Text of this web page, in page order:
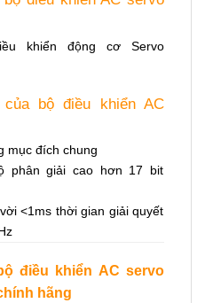
bộ điều khiển AC
mục đích chung
phân giải cao hơn 17 bit
<1ms thời gian giải quyết
điều khiển AC servo
hãng